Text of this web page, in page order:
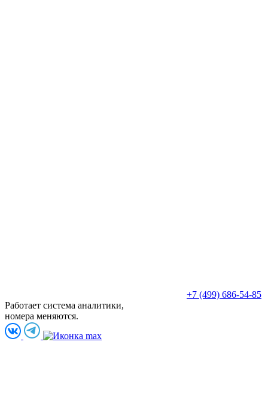
+7 (499) 686-54-85
Работает система аналитики,
номера меняются.